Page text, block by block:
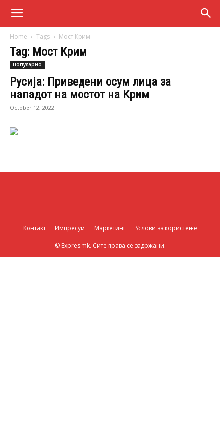
Home Tags Мост Крим
Tag: Мост Крим
Популарно
Русија: Приведени осум лица за
нападот на мостот на Крим
October 12, 2022
Контакт Импресум Маркетинг Услови за користење
© Expres.mk. Сите права се задржани.